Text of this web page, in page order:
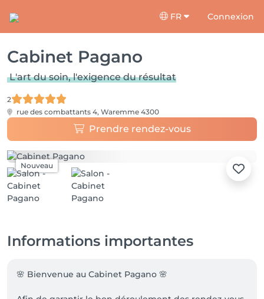
FR Connexion
Cabinet Pagano
L'art du soin, l'exigence du résultat
2
rue des combattants 4, Waremme 4300
Prendre rendez-vous
Nouveau
Informations importantes
🌸 Bienvenue au Cabinet Pagano 🌸